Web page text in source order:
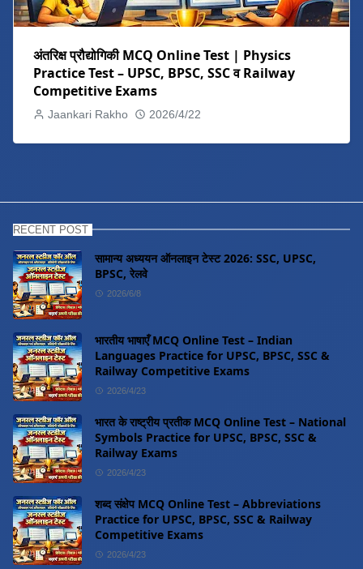
अंतरिक्ष प्रौद्योगिकी MCQ Online Test | Physics
Practice Test – UPSC, BPSC, SSC व Railway
Competitive Exams
Jaankari Rakho 2026/4/22
RECENT POST
सामान्य अध्ययन ऑनलाइन टेस्ट 2026: SSC, UPSC,
BPSC, रेलवे
2026/6/8
भारतीय भाषाएँ MCQ Online Test – Indian
Languages Practice for UPSC, BPSC, SSC &
Railway Competitive Exams
2026/4/23
भारत के राष्ट्रीय प्रतीक MCQ Online Test – National
Symbols Practice for UPSC, BPSC, SSC &
Railway Exams
2026/4/23
शब्द संक्षेप MCQ Online Test – Abbreviations
Practice for UPSC, BPSC, SSC & Railway
Competitive Exams
2026/4/23